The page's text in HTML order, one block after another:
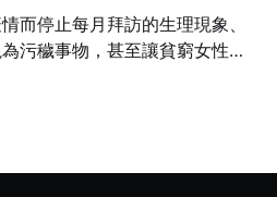
而停止每月拜訪的生理現象、
污穢事物，甚至讓貧窮女性陷
，是國際女童日的重要呼籲，